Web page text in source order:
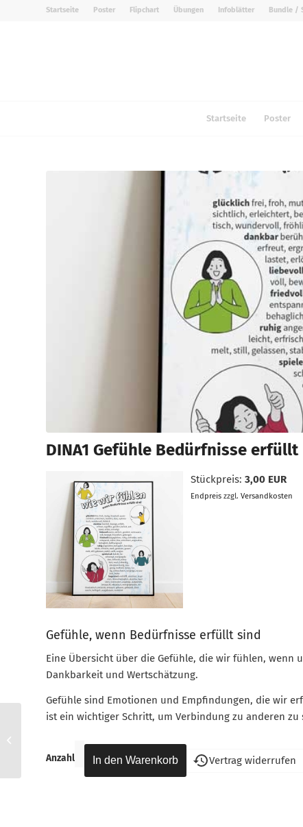
Startseite Poster Flipchart Übungen Infoblätter Bundle /
Startseite Poster
DINA1 Gefühle Bedürfnisse erfüllt
Stückpreis:3,00 EUR
Endpreis zzgl.Versandkosten
Gefühle, wenn Bedürfnisse erfüllt sind
Eine Übersicht über die Gefühle, die wir fühlen,
Dankbarkeit und Wertschätzung.
Gefühle sind Emotionen und Empfindungen, die wir
ist ein wichtiger Schritt, um Verbindung zu anderen zu
Anzahl Vertrag widerrufen